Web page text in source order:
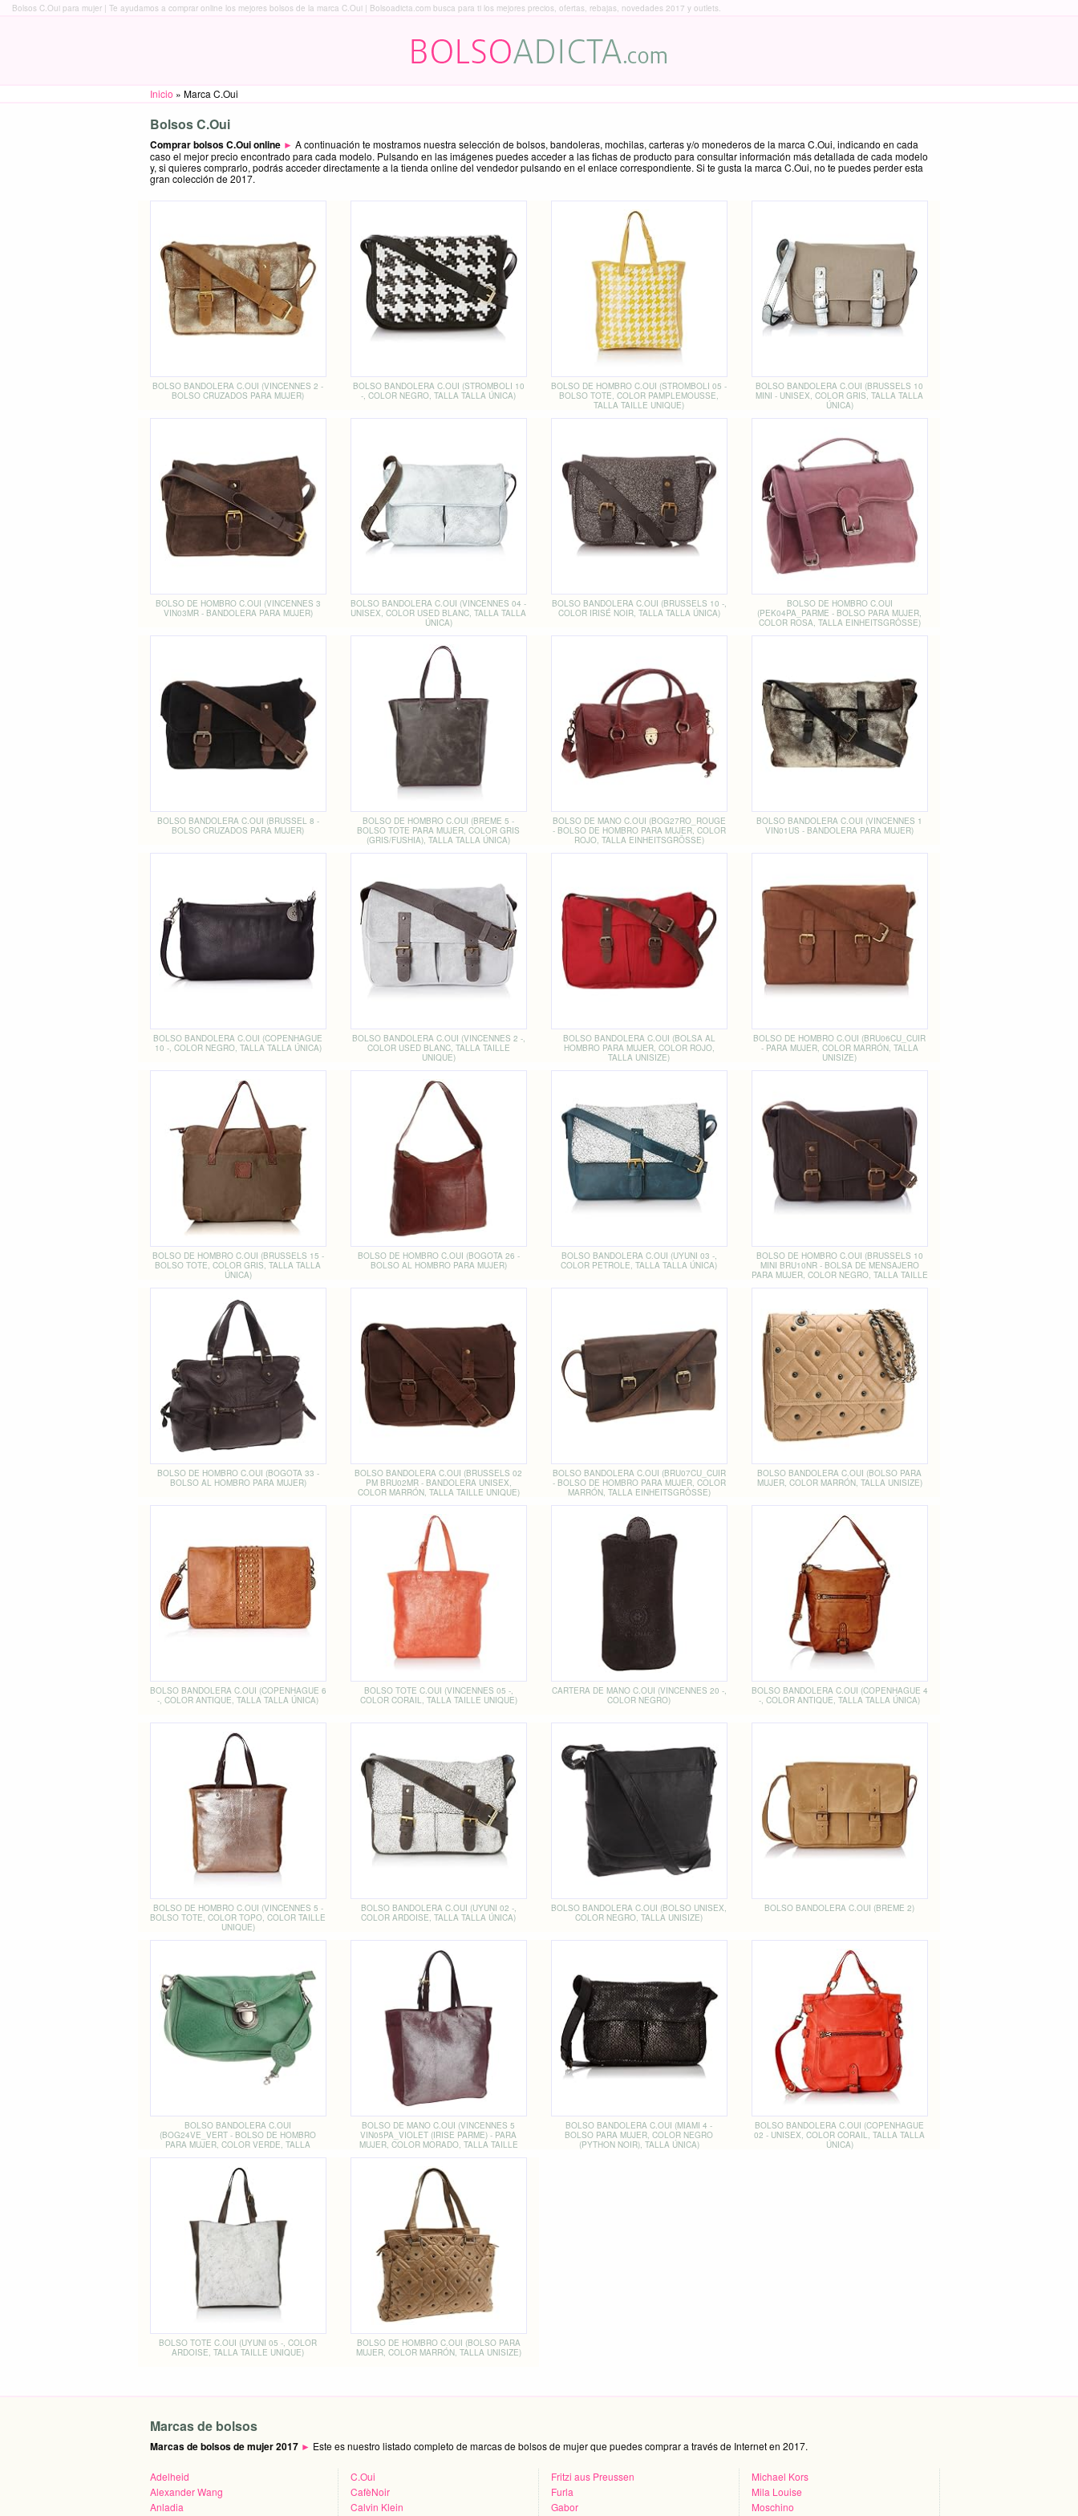
Bolsos C.Oui para mujer | Te ayudamos a comprar online los mejores bolsos de la marca C.Oui | Bolsoadicta.com busca para ti los mejores precios, ofertas, rebajas, novedades 2017 y outlets.
Inicio » Marca C.Oui
Bolsos C.Oui
Comprar bolsos C.Oui online ► A continuación te mostramos nuestra selección de bolsos, bandoleras, mochilas, carteras y/o monederos de la marca C.Oui, indicando en cada
caso el mejor precio encontrado para cada modelo. Pulsando en las imágenes puedes acceder a las fichas de producto para consultar información más detallada de cada modelo
y, si quieres comprarlo, podrás acceder directamente a la tienda online del vendedor pulsando en el enlace correspondiente. Si te gusta la marca C.Oui, no te puedes perder esta
gran colección de 2017.
BOLSO BANDOLERA C.OUI (VINCENNES 2 -
BOLSO CRUZADOS PARA MUJER)
BOLSO BANDOLERA C.OUI (STROMBOLI 10
-, COLOR NEGRO, TALLA TALLA ÚNICA)
BOLSO DE HOMBRO C.OUI (STROMBOLI 05 -
BOLSO TOTE, COLOR PAMPLEMOUSSE,
TALLA TAILLE UNIQUE)
BOLSO BANDOLERA C.OUI (BRUSSELS 10
MINI - UNISEX, COLOR GRIS, TALLA TALLA
ÚNICA)
BOLSO DE HOMBRO C.OUI (VINCENNES 3
VIN03MR - BANDOLERA PARA MUJER)
BOLSO BANDOLERA C.OUI (VINCENNES 04 -
UNISEX, COLOR USED BLANC, TALLA TALLA
ÚNICA)
BOLSO BANDOLERA C.OUI (BRUSSELS 10 -,
COLOR IRISÉ NOIR, TALLA TALLA ÚNICA)
BOLSO DE HOMBRO C.OUI
(PEK04PA_PARME - BOLSO PARA MUJER,
COLOR ROSA, TALLA EINHEITSGRÖSSE)
BOLSO BANDOLERA C.OUI (BRUSSEL 8 -
BOLSO CRUZADOS PARA MUJER)
BOLSO DE HOMBRO C.OUI (BREME 5 -
BOLSO TOTE PARA MUJER, COLOR GRIS
(GRIS/FUSHIA), TALLA TALLA ÚNICA)
BOLSO DE MANO C.OUI (BOG27RO_ROUGE
- BOLSO DE HOMBRO PARA MUJER, COLOR
ROJO, TALLA EINHEITSGRÖSSE)
BOLSO BANDOLERA C.OUI (VINCENNES 1
VIN01US - BANDOLERA PARA MUJER)
BOLSO BANDOLERA C.OUI (COPENHAGUE
10 -, COLOR NEGRO, TALLA TALLA ÚNICA)
BOLSO BANDOLERA C.OUI (VINCENNES 2 -,
COLOR USED BLANC, TALLA TAILLE
UNIQUE)
BOLSO BANDOLERA C.OUI (BOLSA AL
HOMBRO PARA MUJER, COLOR ROJO,
TALLA UNISIZE)
BOLSO DE HOMBRO C.OUI (BRU06CU_CUIR
- PARA MUJER, COLOR MARRÓN, TALLA
UNISIZE)
BOLSO DE HOMBRO C.OUI (BRUSSELS 15 -
BOLSO TOTE, COLOR GRIS, TALLA TALLA
ÚNICA)
BOLSO DE HOMBRO C.OUI (BOGOTA 26 -
BOLSO AL HOMBRO PARA MUJER)
BOLSO BANDOLERA C.OUI (UYUNI 03 -,
COLOR PETROLE, TALLA TALLA ÚNICA)
BOLSO DE HOMBRO C.OUI (BRUSSELS 10
MINI BRU10NR - BOLSA DE MENSAJERO
PARA MUJER, COLOR NEGRO, TALLA TAILLE
BOLSO DE HOMBRO C.OUI (BOGOTA 33 -
BOLSO AL HOMBRO PARA MUJER)
BOLSO BANDOLERA C.OUI (BRUSSELS 02
PM BRU02MR - BANDOLERA UNISEX,
COLOR MARRÓN, TALLA TAILLE UNIQUE)
BOLSO BANDOLERA C.OUI (BRU07CU_CUIR
- BOLSO DE HOMBRO PARA MUJER, COLOR
MARRÓN, TALLA EINHEITSGRÖSSE)
BOLSO BANDOLERA C.OUI (BOLSO PARA
MUJER, COLOR MARRÓN, TALLA UNISIZE)
BOLSO BANDOLERA C.OUI (COPENHAGUE 6
-, COLOR ANTIQUE, TALLA TALLA ÚNICA)
BOLSO TOTE C.OUI (VINCENNES 05 -,
COLOR CORAIL, TALLA TAILLE UNIQUE)
CARTERA DE MANO C.OUI (VINCENNES 20 -,
COLOR NEGRO)
BOLSO BANDOLERA C.OUI (COPENHAGUE 4
-, COLOR ANTIQUE, TALLA TALLA ÚNICA)
BOLSO DE HOMBRO C.OUI (VINCENNES 5 -
BOLSO TOTE, COLOR TOPO, COLOR TAILLE
UNIQUE)
BOLSO BANDOLERA C.OUI (UYUNI 02 -,
COLOR ARDOISE, TALLA TALLA ÚNICA)
BOLSO BANDOLERA C.OUI (BOLSO UNISEX,
COLOR NEGRO, TALLA UNISIZE)
BOLSO BANDOLERA C.OUI (BREME 2)
BOLSO BANDOLERA C.OUI
(BOG24VE_VERT - BOLSO DE HOMBRO
PARA MUJER, COLOR VERDE, TALLA
BOLSO DE MANO C.OUI (VINCENNES 5
VIN05PA_VIOLET (IRISE PARME) - PARA
MUJER, COLOR MORADO, TALLA TAILLE
BOLSO BANDOLERA C.OUI (MIAMI 4 -
BOLSO PARA MUJER, COLOR NEGRO
(PYTHON NOIR), TALLA ÚNICA)
BOLSO BANDOLERA C.OUI (COPENHAGUE
02 - UNISEX, COLOR CORAIL, TALLA TALLA
ÚNICA)
BOLSO TOTE C.OUI (UYUNI 05 -, COLOR
ARDOISE, TALLA TAILLE UNIQUE)
BOLSO DE HOMBRO C.OUI (BOLSO PARA
MUJER, COLOR MARRÓN, TALLA UNISIZE)
Marcas de bolsos
Marcas de bolsos de mujer 2017 ► Este es nuestro listado completo de marcas de bolsos de mujer que puedes comprar a través de Internet en 2017.
Adelheid
Alexander Wang
Anladia
C.Oui
CafèNoir
Calvin Klein
Fritzi aus Preussen
Furla
Gabor
Michael Kors
Mila Louise
Moschino